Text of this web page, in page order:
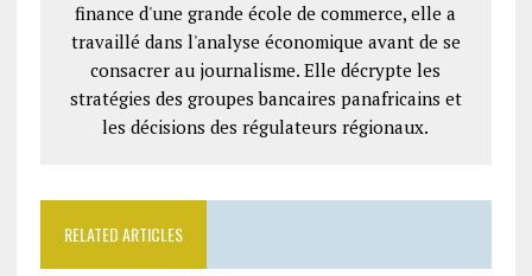
finance d'une grande école de commerce, elle a
travaillé dans l'analyse économique avant de se
consacrer au journalisme. Elle décrypte les
stratégies des groupes bancaires panafricains et
les décisions des régulateurs régionaux.
RELATED ARTICLES